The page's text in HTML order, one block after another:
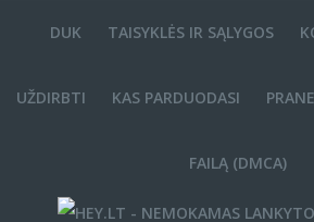
DUK TAISYKLĖS IR SĄLYGOS
UŽDIRBTI KAS PARDUODASI
FAILĄ (DMCA)